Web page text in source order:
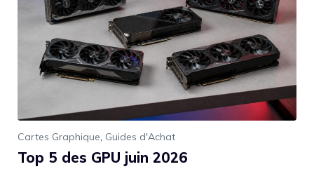
Cartes Graphique, Guides d'Achat
Top 5 des GPU juin 2026